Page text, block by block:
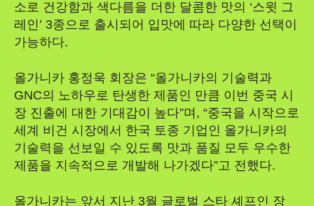
소로 건강함과 색다름을 더한 달콤한 맛의 ‘스윗 그
레인’ 3종으로 출시되어 입맛에 따라 다양한 선택이
가능하다.
올가니카 홍정욱 회장은 “올가니카의 기술력과
GNC의 노하우로 탄생한 제품인 만큼 이번 중국 시
장 진출에 대한 기대감이 높다”며, “중국을 시작으로
세계 비건 시장에서 한국 토종 기업인 올가니카의
기술력을 선보일 수 있도록 맛과 품질 모두 우수한
제품을 지속적으로 개발해 나가겠다”고 전했다.
올가니카는 앞서 지난 3월 글로벌 스타 셰프인 장